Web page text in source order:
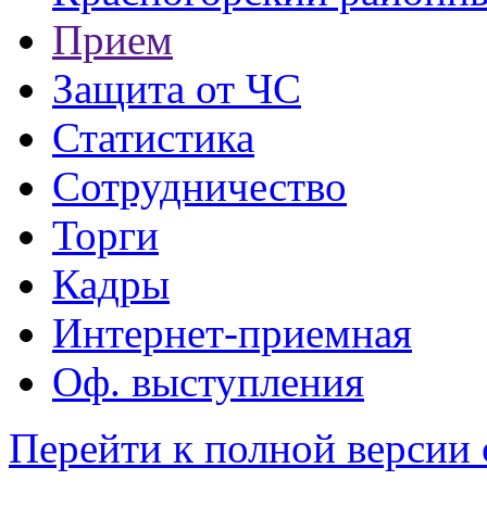
Прием
Защита от ЧС
Статистика
Сотрудничество
Торги
Кадры
Интернет-приемная
Оф. выступления
Перейти к полной версии